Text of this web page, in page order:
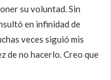
su voluntad. Sin
en infinidad de
veces siguió mis
de no hacerlo. Creo que